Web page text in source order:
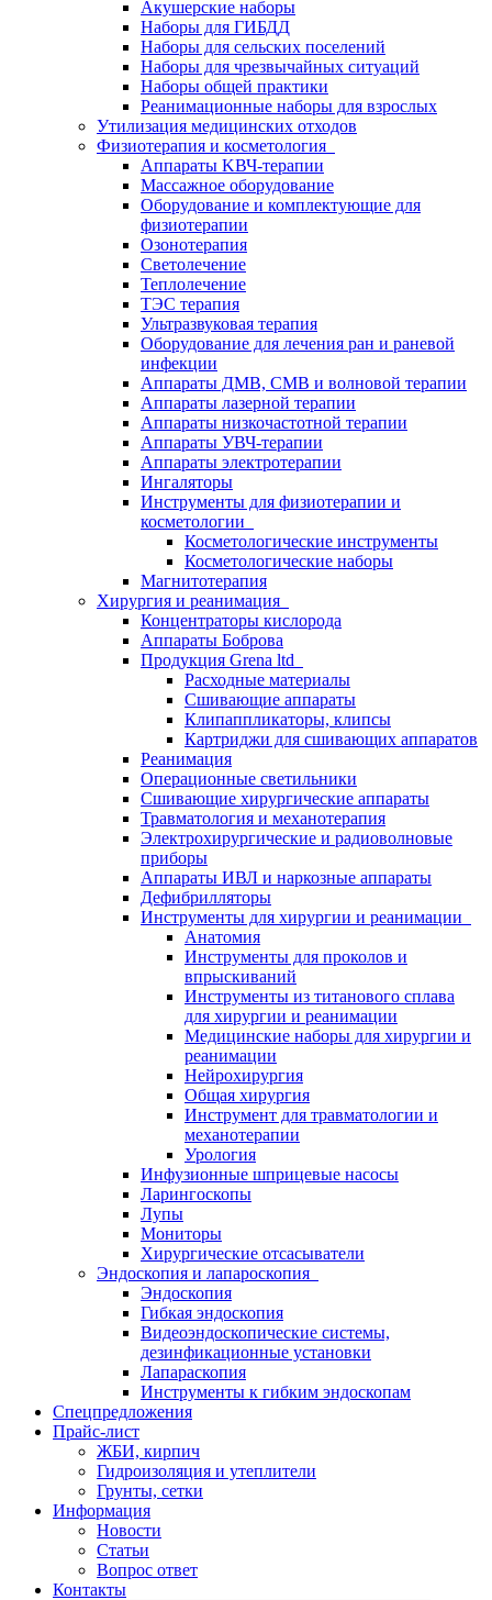
Акушерские наборы
Наборы для ГИБДД
Наборы для сельских поселений
Наборы для чрезвычайных ситуаций
Наборы общей практики
Реанимационные наборы для взрослых
Утилизация медицинских отходов
Физиотерапия и косметология
Аппараты KВЧ-терапии
Массажное оборудование
Оборудование и комплектующие для
физиотерапии
Озонотерапия
Светолечение
Теплолечение
ТЭС терапия
Ультразвуковая терапия
Оборудование для лечения ран и раневой
инфекции
Аппараты ДМВ, СМВ и волновой терапии
Аппараты лазерной терапии
Аппараты низкочастотной терапии
Аппараты УВЧ-терапии
Аппараты электротерапии
Ингаляторы
Инструменты для физиотерапии и
косметологии
Косметологические инструменты
Косметологические наборы
Магнитотерапия
Хирургия и реанимация
Концентраторы кислорода
Аппараты Боброва
Продукция Grena ltd
Расходные материалы
Сшивающие аппараты
Клипаппликаторы, клипсы
Картриджи для сшивающих аппаратов
Реанимация
Операционные светильники
Сшивающие хирургические аппараты
Травматология и механотерапия
Электрохирургические и радиоволновые
приборы
Аппараты ИВЛ и наркозные аппараты
Дефибрилляторы
Инструменты для хирургии и реанимации
Анатомия
Инструменты для проколов и
впрыскиваний
Инструменты из титанового сплава
для хирургии и реанимации
Медицинские наборы для хирургии и
реанимации
Нейрохирургия
Общая хирургия
Инструмент для травматологии и
механотерапии
Урология
Инфузионные шприцевые насосы
Ларингоскопы
Лупы
Мониторы
Хирургические отсасыватели
Эндоскопия и лапароскопия
Эндоскопия
Гибкая эндоскопия
Видеоэндоскопические системы,
дезинфикационные установки
Лапараскопия
Инструменты к гибким эндоскопам
Спецпредложения
Прайс-лист
ЖБИ, кирпич
Гидроизоляция и утеплители
Грунты, сетки
Информация
Новости
Статьи
Вопрос ответ
Контакты